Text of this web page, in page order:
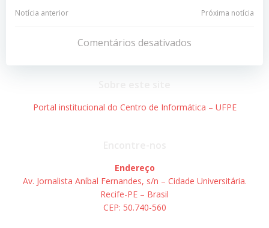
Navegação
Post
Notícia anterior
Navegação
de
Post
Próxima notícia
Comentários desativados
Portal institucional do Centro de Informática – UFPE
Endereço
Av. Jornalista Aníbal Fernandes, s/n – Cidade Universitária.
Recife-PE – Brasil
CEP: 50.740-560